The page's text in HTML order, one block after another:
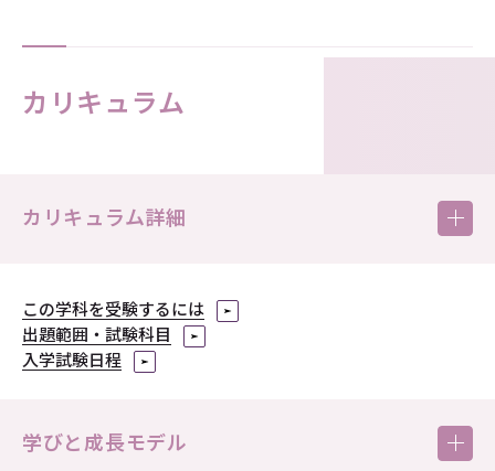
カリキュラム
カリキュラム詳細
クリックで拡大画像（PDF）をご覧いただけます。
この学科を受験するには
出題範囲・試験科目
入学試験日程
学びと成長モデル